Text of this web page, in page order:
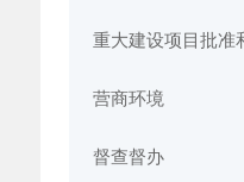
重大建设项目批准
营商环境
督查督办